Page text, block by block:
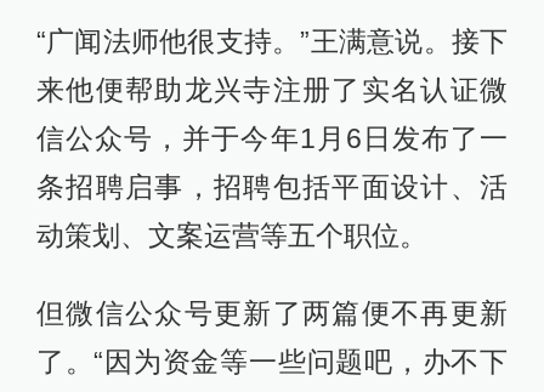
“广闻法师他很支持。”王满意说。接下
来他便帮助龙兴寺注册了实名认证微
信公众号，并于今年1月6日发布了一
条招聘启事，招聘包括平面设计、活
动策划、文案运营等五个职位。
但微信公众号更新了两篇便不再更新
了。“因为资金等一些问题吧，办不下